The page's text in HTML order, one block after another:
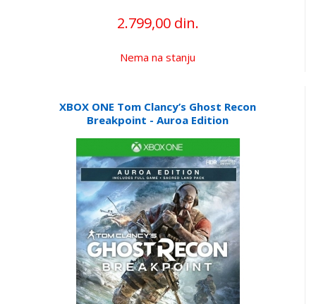
2.799,00 din.
Nema na stanju
XBOX ONE Tom Clancy’s Ghost Recon
Breakpoint - Auroa Edition